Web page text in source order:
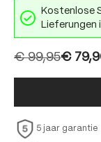
Kostenlose
Lieferungen
€
€ 99,95
5 jaar garantie